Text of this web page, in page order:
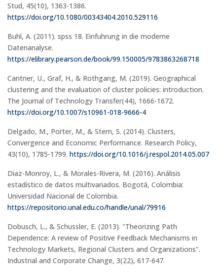
Stud, 45(10), 1363-1386.
https://doi.org/10.1080/00343404.2010.529116
Buhl, A. (2011). spss 18. Einfuhrung in die moderne
Datenanalyse.
https://elibrary.pearson.de/book/99.150005/9783863268718
Cantner, U., Graf, H., & Rothgang, M. (2019). Geographical
clustering and the evaluation of cluster policies: introduction.
The Journal of Technology Transfer(44), 1666-1672.
https://doi.org/10.1007/s10961-018-9666-4
Delgado, M., Porter, M., & Stern, S. (2014). Clusters,
Convergence and Economic Performance. Research Policy,
43(10), 1785-1799. https://doi.org/10.1016/j.respol.2014.05.007
Diaz-Monroy, L., & Morales-Rivera, M. (2016). Análisis
estadístico de datos multivariados. Bogotá, Colombia:
Universidad Nacional de Colombia.
https://repositorio.unal.edu.co/handle/unal/79916
Dobusch, L., & Schussler, E. (2013). "Theorizing Path
Dependence: A review of Positive Feedback Mechanisms in
Technology Markets, Regional Clusters and Organizations".
Industrial and Corporate Change, 3(22), 617-647.